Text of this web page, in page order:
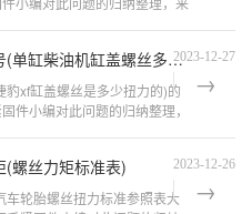
捷豹缸盖螺丝型号(单缸柴油机缸盖螺丝多大型号)
2023-12-27
豹xf缸盖螺丝是多少扭力的)的
件小编对此问题的归纳整理，
(螺丝力矩标准表) 2023-12-26
车轮胎螺丝扭力标准参照表大